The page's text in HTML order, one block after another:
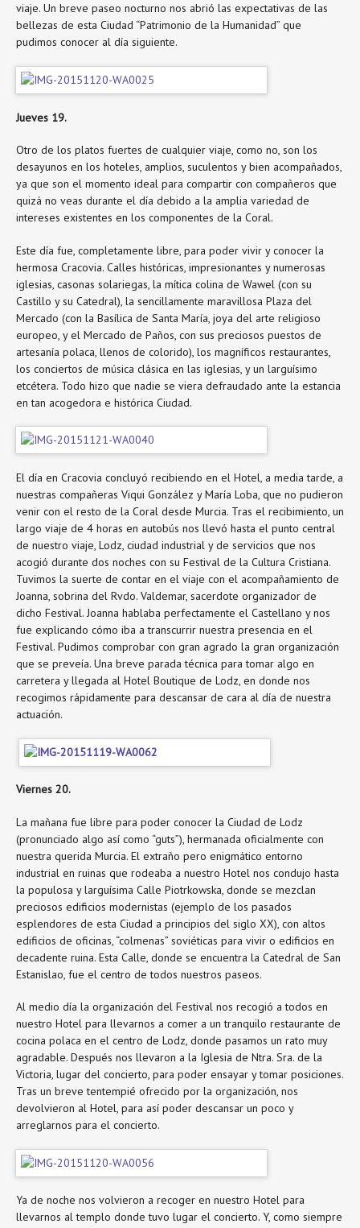
viaje. Un breve paseo nocturno nos abrió las expectativas de las
bellezas de esta Ciudad “Patrimonio de la Humanidad” que
pudimos conocer al día siguiente.
Jueves 19.
Otro de los platos fuertes de cualquier viaje, como no, son los
desayunos en los hoteles, amplios, suculentos y bien acompañados,
ya que son el momento ideal para compartir con compañeros que
quizá no veas durante el día debido a la amplia variedad de
intereses existentes en los componentes de la Coral.
Este día fue, completamente libre, para poder vivir y conocer la
hermosa Cracovia. Calles históricas, impresionantes y numerosas
iglesias, casonas solariegas, la mítica colina de Wawel (con su
Castillo y su Catedral), la sencillamente maravillosa Plaza del
Mercado (con la Basílica de Santa María, joya del arte religioso
europeo, y el Mercado de Paños, con sus preciosos puestos de
artesanía polaca, llenos de colorido), los magníficos restaurantes,
los conciertos de música clásica en las iglesias, y un larguísimo
etcétera. Todo hizo que nadie se viera defraudado ante la estancia
en tan acogedora e histórica Ciudad.
El día en Cracovia concluyó recibiendo en el Hotel, a media tarde, a
nuestras compañeras Viqui González y María Loba, que no pudieron
venir con el resto de la Coral desde Murcia. Tras el recibimiento, un
largo viaje de 4 horas en autobús nos llevó hasta el punto central
de nuestro viaje, Lodz, ciudad industrial y de servicios que nos
acogió durante dos noches con su Festival de la Cultura Cristiana.
Tuvimos la suerte de contar en el viaje con el acompañamiento de
Joanna, sobrina del Rvdo. Valdemar, sacerdote organizador de
dicho Festival. Joanna hablaba perfectamente el Castellano y nos
fue explicando cómo iba a transcurrir nuestra presencia en el
Festival. Pudimos comprobar con gran agrado la gran organización
que se preveía. Una breve parada técnica para tomar algo en
carretera y llegada al Hotel Boutique de Lodz, en donde nos
recogimos rápidamente para descansar de cara al día de nuestra
actuación.
Viernes 20.
La mañana fue libre para poder conocer la Ciudad de Lodz
(pronunciado algo así como “guts”), hermanada oficialmente con
nuestra querida Murcia. El extraño pero enigmático entorno
industrial en ruinas que rodeaba a nuestro Hotel nos condujo hasta
la populosa y larguísima Calle Piotrkowska, donde se mezclan
preciosos edificios modernistas (ejemplo de los pasados
esplendores de esta Ciudad a principios del siglo XX), con altos
edificios de oficinas, “colmenas” soviéticas para vivir o edificios en
decadente ruina. Esta Calle, donde se encuentra la Catedral de San
Estanislao, fue el centro de todos nuestros paseos.
Al medio día la organización del Festival nos recogió a todos en
nuestro Hotel para llevarnos a comer a un tranquilo restaurante de
cocina polaca en el centro de Lodz, donde pasamos un rato muy
agradable. Después nos llevaron a la Iglesia de Ntra. Sra. de la
Victoria, lugar del concierto, para poder ensayar y tomar posiciones.
Tras un breve tentempié ofrecido por la organización, nos
devolvieron al Hotel, para así poder descansar un poco y
arreglarnos para el concierto.
Ya de noche nos volvieron a recoger en nuestro Hotel para
llevarnos al templo donde tuvo lugar el concierto. Y, como siempre